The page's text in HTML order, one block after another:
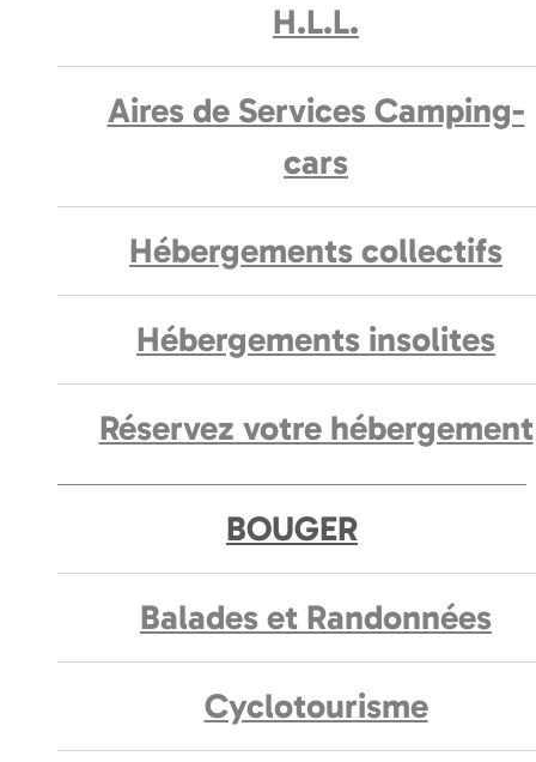
H.L.L.
Aires de Services Camping-
cars
Hébergements collectifs
Hébergements insolites
Réservez votre hébergement
BOUGER
Balades et Randonnées
Cyclotourisme